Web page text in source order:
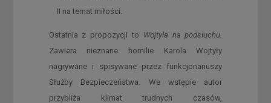
II na temat miłości.
Ostatnia z propozycji to Wojtyła na podsłuchu.
Zawiera nieznane homilie Karola Wojtyły
nagrywane i spisywane przez funkcjonariuszy
Służby Bezpieczeństwa. We wstępie autor
przybliża klimat trudnych czasów,